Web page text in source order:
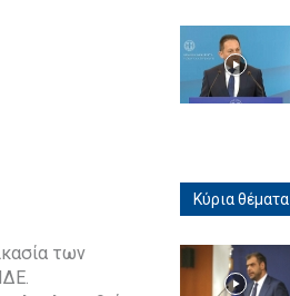
των
Κύρια θέματα